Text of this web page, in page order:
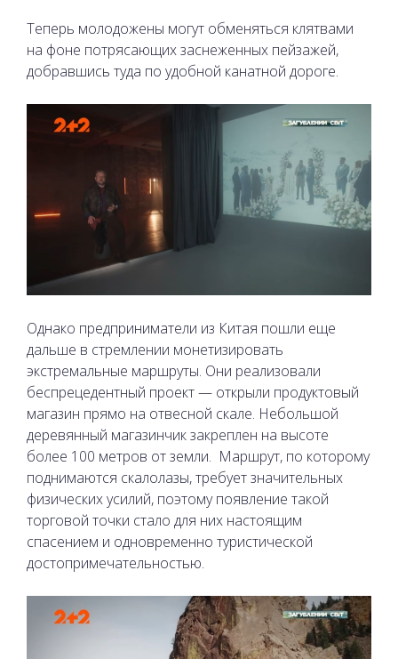
Теперь молодожены могут обменяться клятвами
на фоне потрясающих заснеженных пейзажей,
добравшись туда по удобной канатной дороге.
Однако предприниматели из Китая пошли еще
дальше в стремлении монетизировать
экстремальные маршруты. Они реализовали
беспрецедентный проект — открыли продуктовый
магазин прямо на отвесной скале. Небольшой
деревянный магазинчик закреплен на высоте
более 100 метров от земли. Маршрут, по которому
поднимаются скалолазы, требует значительных
физических усилий, поэтому появление такой
торговой точки стало для них настоящим
спасением и одновременно туристической
достопримечательностью.